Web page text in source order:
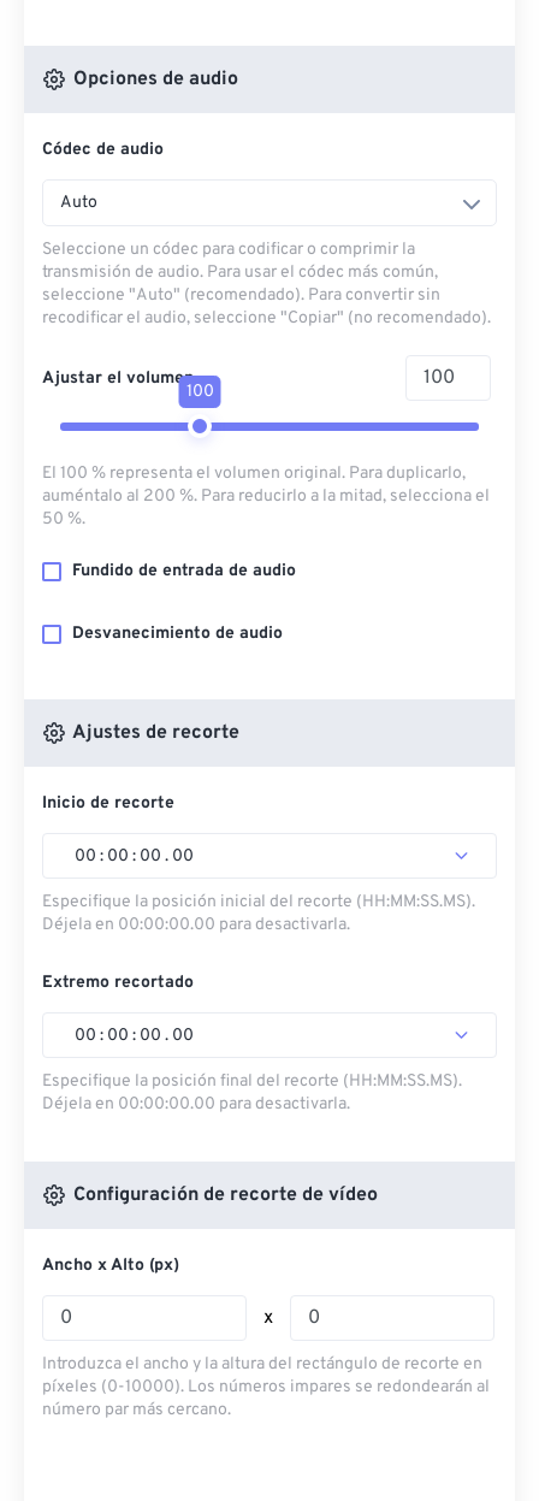
Opciones de audio
Códec de audio
Auto
Seleccione un códec para codificar o comprimir la
transmisión de audio. Para usar el códec más común,
seleccione "Auto" (recomendado). Para convertir sin
recodificar el audio, seleccione "Copiar" (no recomendado).
Ajustar el volumen
100
El 100 % representa el volumen original. Para duplicarlo,
auméntalo al 200 %. Para reducirlo a la mitad, selecciona el
50 %.
Fundido de entrada de audio
Desvanecimiento de audio
Ajustes de recorte
Inicio de recorte
00 : 00 : 00 . 00
Especifique la posición inicial del recorte (HH:MM:SS.MS).
Déjela en 00:00:00.00 para desactivarla.
Extremo recortado
00 : 00 : 00 . 00
Especifique la posición final del recorte (HH:MM:SS.MS).
Déjela en 00:00:00.00 para desactivarla.
Configuración de recorte de vídeo
Ancho x Alto (px)
x
Introduzca el ancho y la altura del rectángulo de recorte en
píxeles (0-10000). Los números impares se redondearán al
número par más cercano.